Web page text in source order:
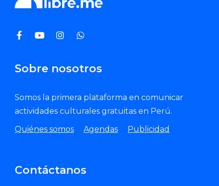
Sobre nosotros
Somos la primera plataforma en comunicar
actividades culturales gratuitas en Perú.
Quiénes somos
Agendas Publicidad
Contáctanos